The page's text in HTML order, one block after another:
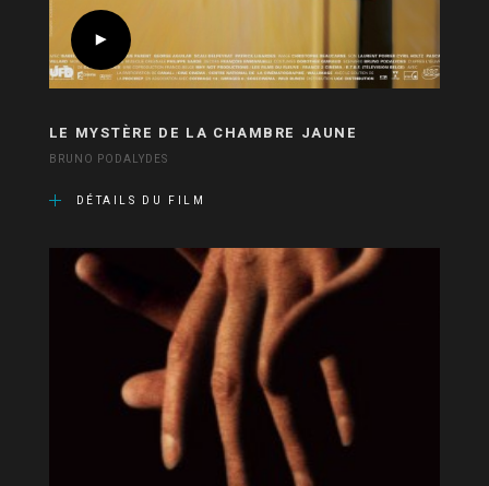
LE MYSTÈRE DE LA CHAMBRE JAUNE
BRUNO PODALYDES
DÉTAILS DU FILM